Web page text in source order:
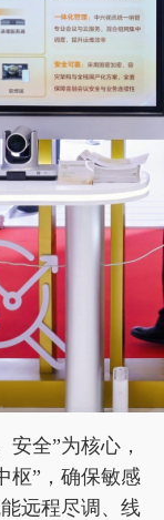
全”为核心，
枢”，确保敏感
远程尽调、线